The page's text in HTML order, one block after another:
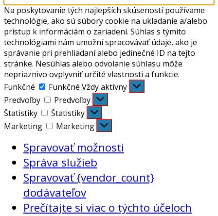
Na poskytovanie tých najlepších skúseností používame
technológie, ako sú súbory cookie na ukladanie a/alebo
prístup k informáciám o zariadení. Súhlas s týmito
technológiami nám umožní spracovávať údaje, ako je
správanie pri prehliadaní alebo jedinečné ID na tejto
stránke. Nesúhlas alebo odvolanie súhlasu môže
nepriaznivo ovplyvniť určité vlastnosti a funkcie.
Funkčné
Funkčné Vždy aktívny
Predvoľby
Predvoľby
Štatistiky
Štatistiky
Marketing
Marketing
Spravovať možnosti
Správa služieb
Spravovať {vendor_count}
dodávateľov
Prečítajte si viac o týchto účeloch